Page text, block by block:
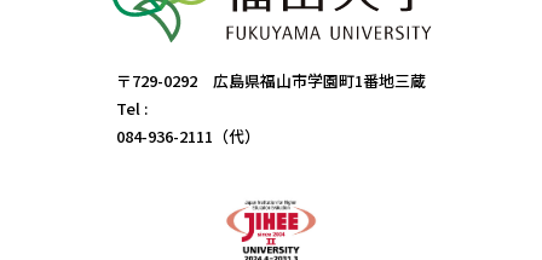
〒729-0292 広島県福山市学園町1番地三蔵
Tel :
084-936-2111（代）